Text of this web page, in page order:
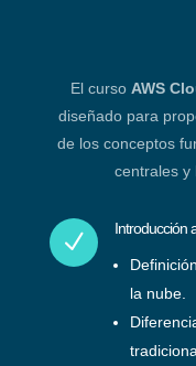
El curso AWS
diseñado para
de los conceptos
centrales y
N Introducción
la nube.